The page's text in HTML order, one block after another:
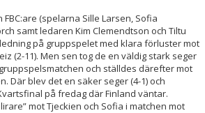
(spelarna Sille Larsen, Sofia
samt ledaren Kim Clemendtson och Tiltu
på gruppspelet med klara förluster mot
(2-11). Men sen tog de en väldig stark seger
och ställdes därefter mot
Där blev det en säker seger (4-1) och
på fredag där Finland väntar.
mot Tjeckien och Sofia i matchen mot